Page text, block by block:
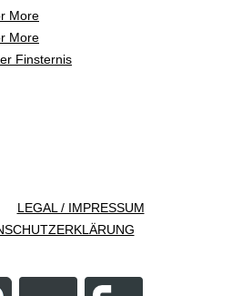
More
More
Finsternis
LEGAL / IMPRESSUM